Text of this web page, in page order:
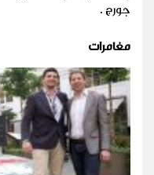
جورج .
مغامرات